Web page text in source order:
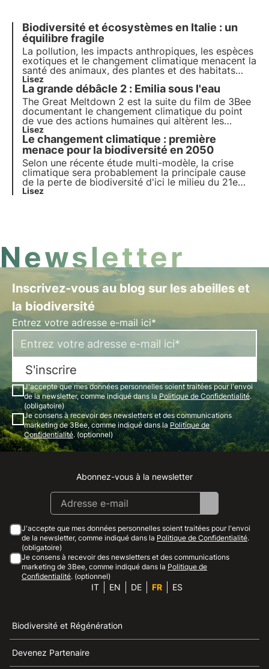
Biodiversité et écosystèmes en Italie : un
équilibre fragile
La pollution, les impacts anthropiques, les espèces
exotiques et le changement climatique menacent la
santé des animaux, des plantes et des habitats
dans lesquels ils vivent. Le programme des Nations
unies pour 2030 appelle à la protection et à la
restauration. Mais il est nécessaire d'agir
rapidement.
Lisez
La grande débâcle 2 : Emilia sous l'eau
The Great Meltdown 2 est la suite du film de 3Bee
documentant le changement climatique du point
de vue des actions humaines qui altèrent les
écosystèmes et la biodiversité. Découvrez le
quatrième épisode consacré à l'inondation
dévastatrice qui s'est produite à l'été 2023 en
Émilie-Romagne.
Lisez
Le changement climatique : première
menace pour la biodiversité en 2050
Selon une récente étude multi-modèle, la crise
climatique sera probablement la principale cause
de la perte de biodiversité d'ici le milieu du 21e
siècle. En savoir plus sur les causes de la perte de
Lisez
Newsletter
Inscrivez-vous au blog sur les abeilles et
la biodiversité
Entrez votre adresse e-mail ici*
S'inscrire
J'accepte que mes données personnelles soient traitées pour l'envoi
de la newsletter, comme indiqué dans la Politique de Confidentialité.
(obligatoire)
Je consens à recevoir des newsletters et des communications
marketing de 3Bee, comme indiqué dans la Politique de
Confidentialité. (optionnel)
Instagram
Facebook
Linkedin
Youtube
Abonnez-vous à la newsletter
J'accepte que mes données personnelles soient traitées pour l'envoi
de la newsletter, comme indiqué dans la Politique de Confidentialité.
(obligatoire)
Je consens à recevoir des newsletters et des communications
marketing de 3Bee, comme indiqué dans la Politique de
Confidentialité. (optionnel)
IT EN DE FR ES
Biodiversité et Régénération
Devenez Partenaire